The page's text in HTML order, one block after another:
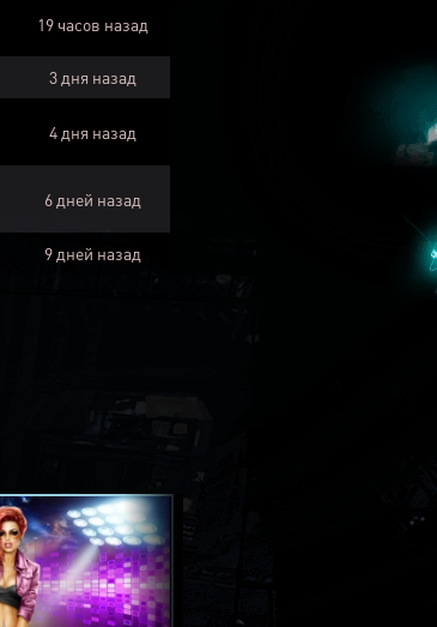
19 часов назад
3 дня назад
4 дня назад
6 дней назад
9 дней назад